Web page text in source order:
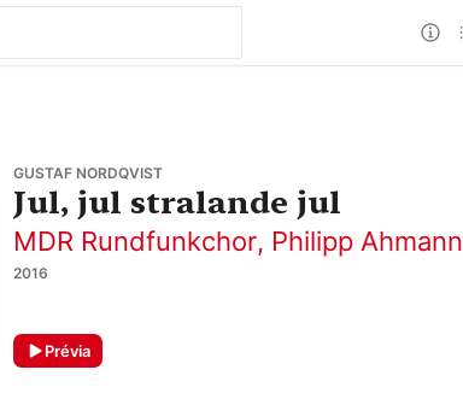
GUSTAF NORDQVIST
Jul, jul stralande jul
MDR Rundfunkchor, Philipp Ahmann
2016
Prévia